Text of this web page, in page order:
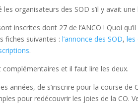
organisateurs des SOD s’il y avait
inscrites dont 27 de l’ANCO ! Quoi
fiches suivantes :l’annonce des SOD,les
.
complémentaires et il faut lire les deux.
années, de s’inscrire pour la course
pour redécouvrir les joies de la CO.